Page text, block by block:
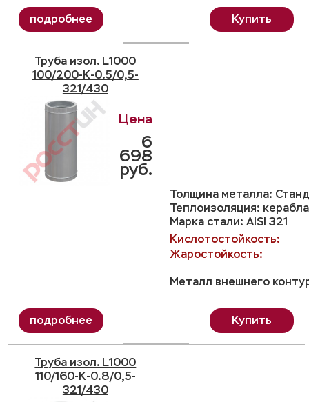
Купить
Труба изол. L1000
100/200-K-0.5/0,5-
321/430
Толщина металла:
Теплоизоляция:
Марка стали: AISI 321
Кислотостойкость:
Жаростойкость:
Металл внешнего
6
698
руб.
Купить
Труба изол. L1000
110/160-K-0.8/0,5-
321/430